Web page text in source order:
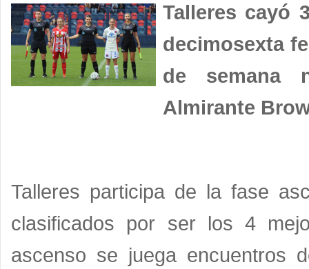
Talleres cayó
decimosexta
de semana
Almirante
Talleres participa de la fase
clasificados por ser los 4
ascenso se juega encuentros